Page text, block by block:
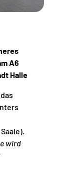
A6
Halle
wird